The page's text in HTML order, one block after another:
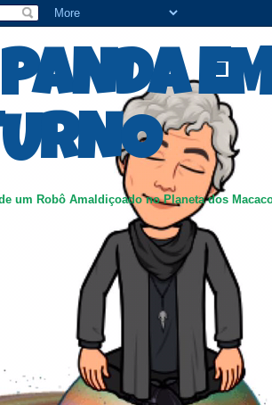
um Robô Amaldiçoado no Planeta dos